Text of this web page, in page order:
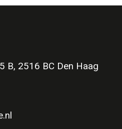
1
B, 2516 BC Den Haag